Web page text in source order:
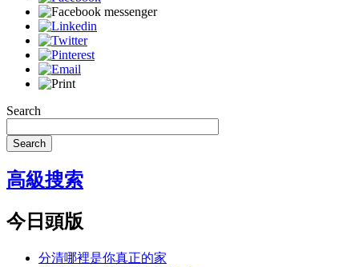
Search
Search
高級搜索
今日頭版
分清哪裡是你真正的家